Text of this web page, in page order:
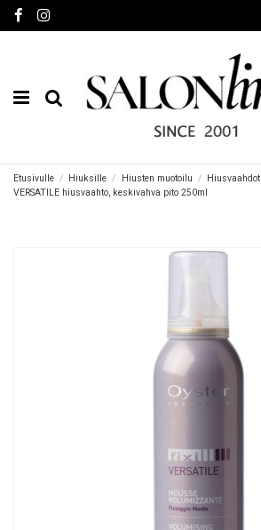
Etusivulle Hiuksille Hiusten muotoilu Hiusvaahdot
VERSATILE hiusvaahto, keskivahva pito 250ml